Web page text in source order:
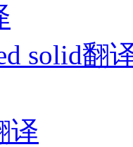
solid翻
译